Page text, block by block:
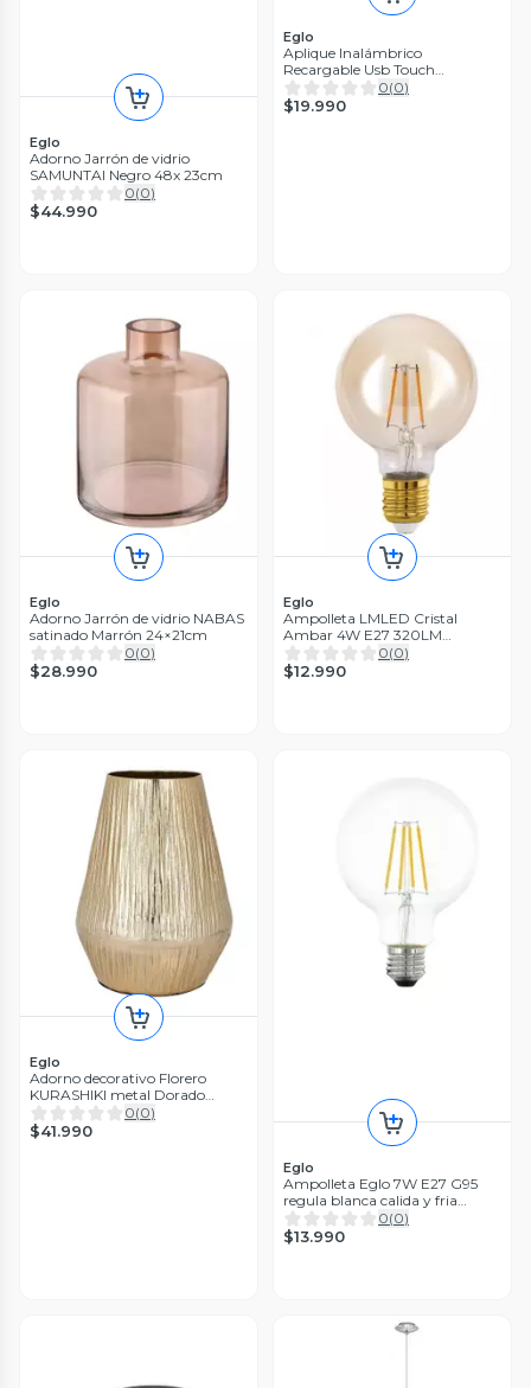
Eglo
Adorno Jarrón de vidrio
SAMUNTAI Negro 48x 23cm
0(0)
$44.990
Eglo
Aplique Inalámbrico
Recargable Usb Touch
Regulador Muraglie Led 1X5W
cuadrado Blanco
0(0)
$19.990
Eglo
Adorno Jarrón de vidrio NABAS
satinado Marrón 24×21cm
0(0)
$28.990
Eglo
Ampolleta LMLED Cristal
Ambar 4W E27 320LM
cod110052
0(0)
$12.990
Eglo
Adorno decorativo Florero
KURASHIKI metal Dorado
27×20 cm
0(0)
$41.990
Eglo
Ampolleta Eglo 7W E27 G95
regula blanca calida y fria
806LM Cod110181
0(0)
$13.990